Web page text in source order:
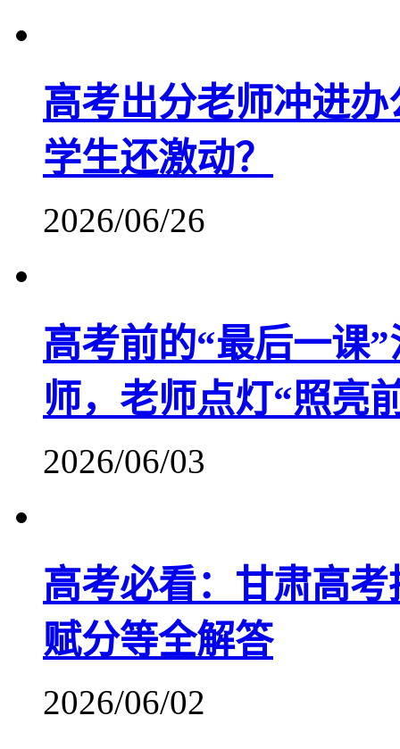
高考出分老师冲进
学生还激动？
2026/06/26
高考前的“最后一课
师，老师点灯“照亮
2026/06/03
高考必看：甘肃高
赋分等全解答
2026/06/02